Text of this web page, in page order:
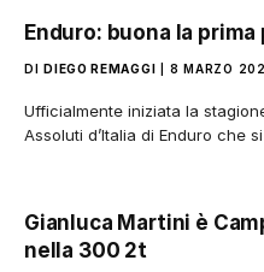
Enduro: buona la
DI DIEGO REMAGGI 8 MARZO
Ufficialmente iniziata la
Assoluti d’Italia di Enduro che
Gianluca Martini è
nella 300 2t